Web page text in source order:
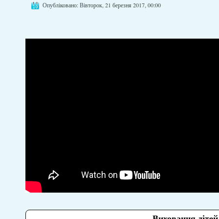
Опубліковано: Вівторок, 21 березня 2017, 00:00